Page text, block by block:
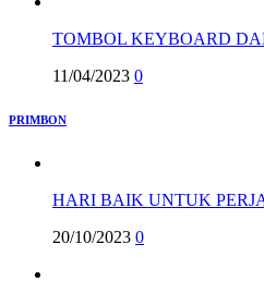
TOMBOL KEYBOARD
11/04/2023 0
PRIMBON
HARI BAIK UNTUK
20/10/2023 0